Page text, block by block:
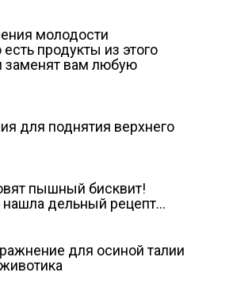
молодости
продукты из этого
заменят вам любую
для поднятия верхнего
пышный бисквит!
нашла дельный рецепт…
для осиной талии